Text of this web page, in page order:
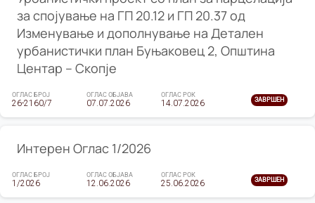
за спојување на ГП 20.12 и ГП 20.37 од
Изменување и дополнување на Детален
урбанистички план Буњаковец 2, Општина
Центар – Скопје
ОГЛАС БРОЈ
26-2160/7
ОГЛАС ОБЈАВА
07.07.2026
ОГЛАС РОК
14.07.2026 ЗАВРШЕН
Интерен Оглас 1/2026
ОГЛАС БРОЈ
1/2026
ОГЛАС ОБЈАВА
12.06.2026
ОГЛАС РОК
25.06.2026 ЗАВРШЕН